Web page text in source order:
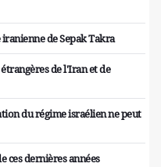
de Sepak Takra
de l'Iran et de
du régime israélien ne peut
ces dernières années